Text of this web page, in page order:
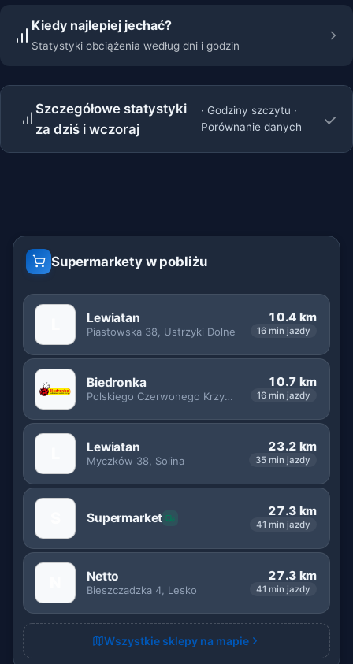
Kiedy najlepiej jechać?
Statystyki obciążenia według dni i godzin
Szczegółowe statystyki
za dziś i wczoraj
· Godziny szczytu ·
Porównanie danych
Supermarkety w pobliżu
Lewiatan
Piastowska 38, Ustrzyki Dolne
10.4 km
16 min jazdy
Biedronka
Polskiego Czerwonego Krzyża 19, Ustrzyki Dolne
10.7 km
16 min jazdy
Lewiatan
Myczków 38, Solina
23.2 km
35 min jazdy
Supermarket 27.3 km
41 min jazdy
Netto
Bieszczadzka 4, Lesko
27.3 km
41 min jazdy
Wszystkie sklepy na mapie